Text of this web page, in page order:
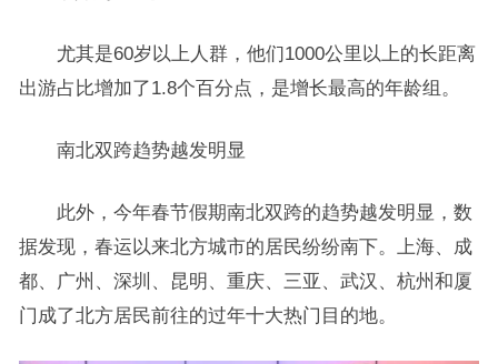
尤其是60岁以上人群，他们1000公里以上的长距离
出游占比增加了1.8个百分点，是增长最高的年龄组。
南北双跨趋势越发明显
此外，今年春节假期南北双跨的趋势越发明显，数
据发现，春运以来北方城市的居民纷纷南下。上海、成
都、广州、深圳、昆明、重庆、三亚、武汉、杭州和厦
门成了北方居民前往的过年十大热门目的地。